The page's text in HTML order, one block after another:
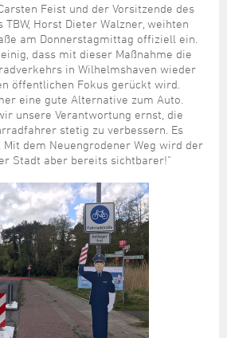
Feist und der Vorsitzende des
TBW, Horst Dieter Walzner, weihten
am Donnerstagmittag offiziell ein.
dass mit dieser Maßnahme die
in Wilhelmshaven wieder
öffentlichen Fokus gerückt wird.
eine gute Alternative zum Auto.
unsere Verantwortung ernst, die
stetig zu verbessern. Es
Mit dem Neuengrodener Weg wird der
Stadt aber bereits sichtbarer!"